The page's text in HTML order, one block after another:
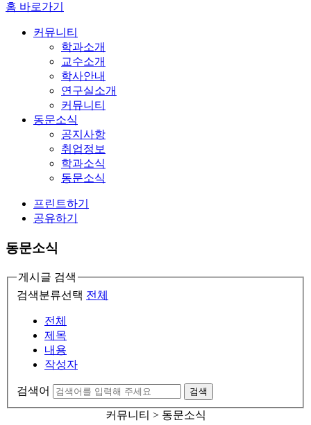
홈 바로가기
커뮤니티
학과소개
교수소개
학사안내
연구실소개
커뮤니티
동문소식
공지사항
취업정보
학과소식
동문소식
프린트하기
공유하기
동문소식
게시글 검색
검색분류선택 전체
전체
제목
내용
작성자
검색어 검색
커뮤니티 > 동문소식